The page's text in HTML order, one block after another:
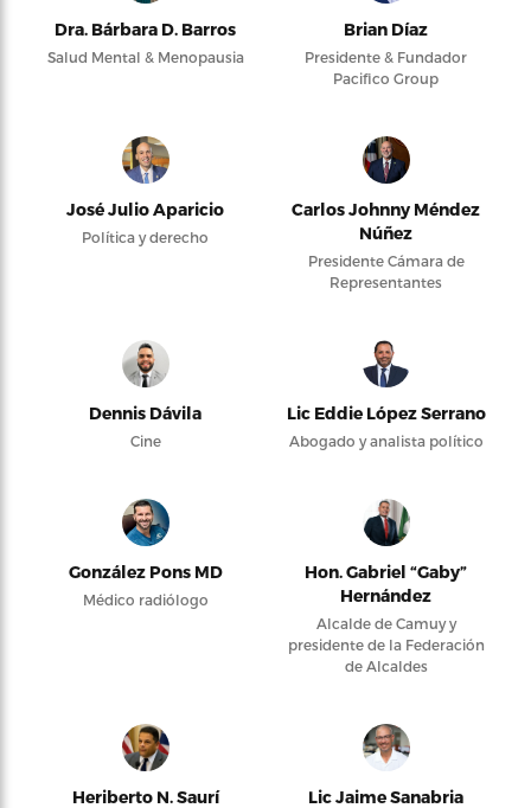
Dra. Bárbara D. Barros
Salud Mental & Menopausia
Brian Díaz
Presidente & Fundador
Pacifico Group
José Julio Aparicio
Política y derecho
Carlos Johnny Méndez
Núñez
Presidente Cámara de
Representantes
Dennis Dávila
Cine
Lic Eddie López Serrano
Abogado y analista político
González Pons MD
Médico radiólogo
Hon. Gabriel “Gaby”
Hernández
Alcalde de Camuy y
presidente de la Federación
de Alcaldes
Heriberto N. Saurí Lic Jaime Sanabria